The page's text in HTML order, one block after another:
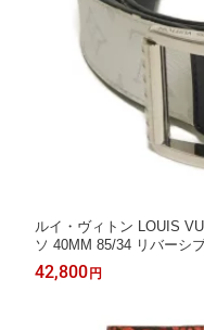
ルイ・ヴィトン LOUIS
ソ 40MM 85/34 リバーシ
モノグラム ブロン
ランド【中古】
42,800円